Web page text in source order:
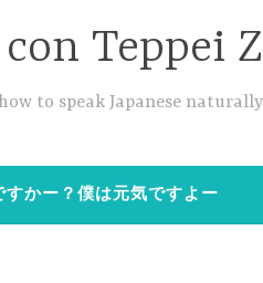
Teppei Z
to speak Japanese
すかー？僕は元気ですよー